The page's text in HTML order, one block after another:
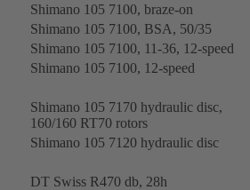
Shimano 105 7100, braze-on
Shimano 105 7100, BSA, 50/35
Shimano 105 7100, 11-36, 12-speed
Shimano 105 7100, 12-speed
Shimano 105 7170 hydraulic disc,
160/160 RT70 rotors
Shimano 105 7120 hydraulic disc
DT Swiss R470 db, 28h